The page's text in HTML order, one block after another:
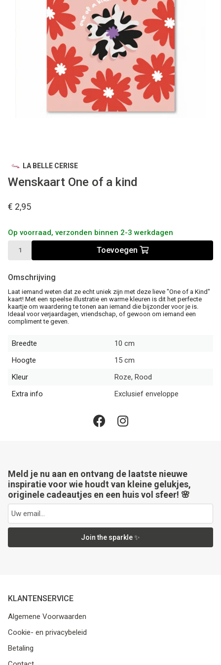
LA BELLE CERISE
Wenskaart One of a kind
€ 2,95
Op voorraad, verzonden binnen 2-3 werkdagen
Toevoegen
Omschrijving
Laat iemand weten dat ze echt uniek zijn met deze lieve "One of a Kind"
kaart! Met een speelse illustratie en warme kleuren is dit het perfecte
kaartje om waardering te tonen aan iemand die bijzonder voor je is.
Ideaal voor verjaardagen, vriendschap, of gewoon om iemand een
compliment te geven.
Breedte
10 cm
Hoogte
15 cm
Kleur
Roze, Rood
Extra info
Exclusief enveloppe
Meld je nu aan en ontvang de laatste nieuwe
inspiratie voor wie houdt van kleine gelukjes,
originele cadeautjes en een huis vol sfeer! 🌸
Join the sparkle ✨
KLANTENSERVICE
Algemene Voorwaarden
Cookie- en privacybeleid
Betaling